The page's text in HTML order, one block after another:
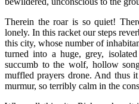
Therein the roar is so quiet!
lonely. In this racket our steps
this city, whose number of
turned into a huge, grey,
succumb to the wolf, hollow
muffled prayers drone. And thus
murmur, so terribly calm in the